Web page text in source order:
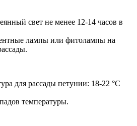
свет не менее 12-14 часов в
лампы или фитолампы на
для рассады петунии: 18-22 °C
температуры.